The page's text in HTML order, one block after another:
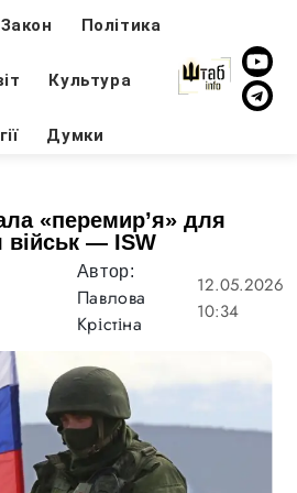
Закон Політика
Культура
Думки
«перемир’я» для
військ — ISW
Автор:
Павлова
Крістіна
12.05.2026
10:34